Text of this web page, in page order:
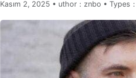
Kasım 2, 2025 • uthor：znbo • Types：